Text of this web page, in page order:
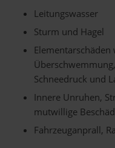
Leitungswasser
Sturm und Hagel
Elementarschäden
Schneedruck und
Innere Unruhen,
mutwillige
Fahrzeuganprall,